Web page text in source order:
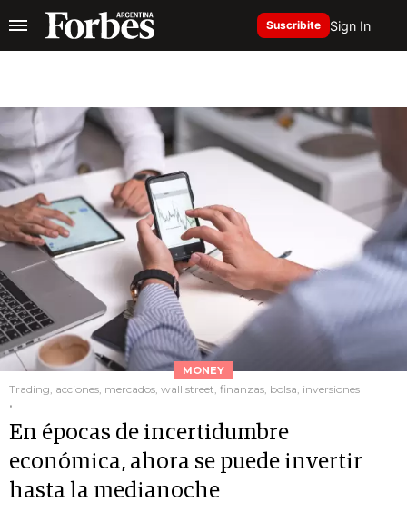
Suscribite Sign In
MONEY
Trading, acciones, mercados, wall street, finanzas, bolsa, inversiones
.
En épocas de incertidumbre
económica, ahora se puede invertir
hasta la medianoche